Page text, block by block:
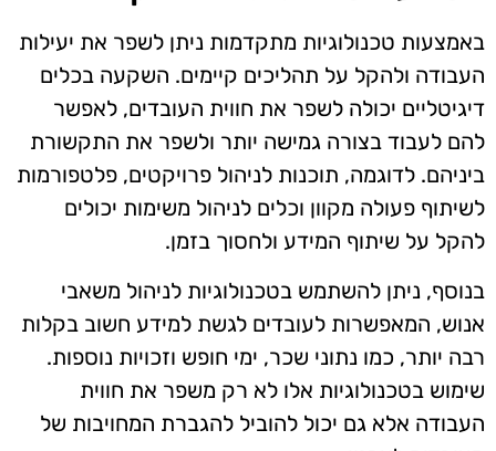
באמצעות טכנולוגיות מתקדמות ניתן לשפר את יעילות
העבודה ולהקל על תהליכים קיימים. השקעה בכלים
דיגיטליים יכולה לשפר את חווית העובדים, לאפשר
להם לעבוד בצורה גמישה יותר ולשפר את התקשורת
ביניהם. לדוגמה, תוכנות לניהול פרויקטים, פלטפורמות
לשיתוף פעולה מקוון וכלים לניהול משימות יכולים
להקל על שיתוף המידע ולחסוך בזמן.
בנוסף, ניתן להשתמש בטכנולוגיות לניהול משאבי
אנוש, המאפשרות לעובדים לגשת למידע חשוב בקלות
רבה יותר, כמו נתוני שכר, ימי חופש וזכויות נוספות.
שימוש בטכנולוגיות אלו לא רק משפר את חווית
העבודה אלא גם יכול להוביל להגברת המחויבות של